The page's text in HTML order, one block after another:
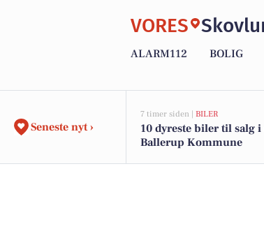
VORES
ALARM112 BOLIG
Seneste nyt ›
7 timer siden | BILER
10 dyreste biler til salg
Ballerup Kommune